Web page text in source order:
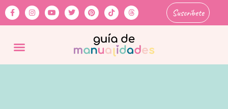
Suscríbete